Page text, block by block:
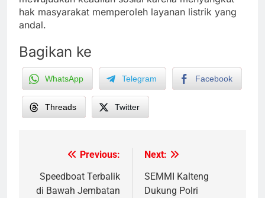
hak masyarakat memperoleh layanan listrik yang
andal.
Bagikan ke
WhatsApp Telegram Facebook
Threads Twitter
navigation
Previous:
Speedboat Terbalik
di Bawah Jembatan
Next:
SEMMI Kalteng
Dukung Polri